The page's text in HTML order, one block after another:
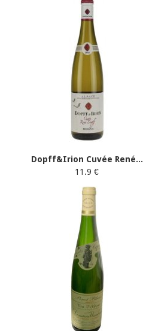
Dopff&Irion Cuvée René...
11.9 €